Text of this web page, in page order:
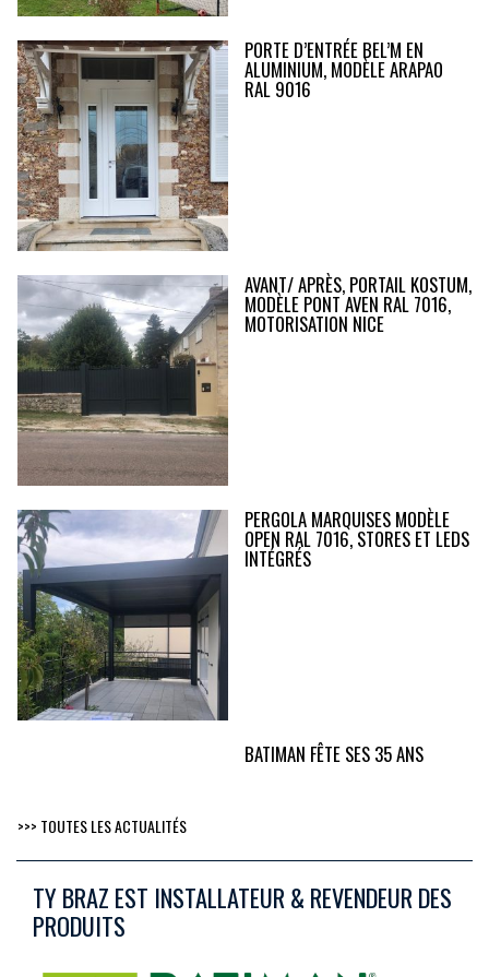
PORTE D’ENTRÉE BEL’M EN
ALUMINIUM, MODÈLE ARAPAO
RAL 9016
AVANT/ APRÈS, PORTAIL KOSTUM,
MODÈLE PONT AVEN RAL 7016,
MOTORISATION NICE
PERGOLA MARQUISES MODÈLE
OPEN RAL 7016, STORES ET LEDS
INTÉGRÉS
BATIMAN FÊTE SES 35 ANS
>>> TOUTES LES ACTUALITÉS
TY BRAZ EST INSTALLATEUR & REVENDEUR DES
PRODUITS